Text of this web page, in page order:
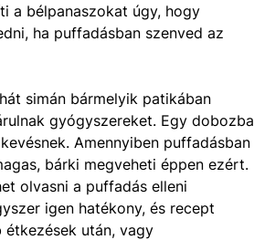
a bélpanaszokat úgy, hogy
ha puffadásban szenved az
simán bármelyik patikában
gyógyszereket. Egy dobozba
Amennyiben puffadásban
bárki megveheti éppen ezért.
olvasni a puffadás elleni
igen hatékony, és recept
étkezések után, vagy